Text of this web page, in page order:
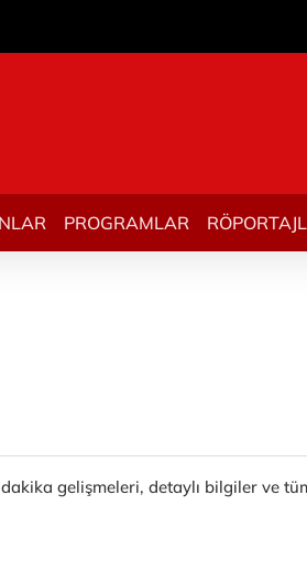
PROGRAMLAR
gelişmeleri, detaylı bilgiler ve